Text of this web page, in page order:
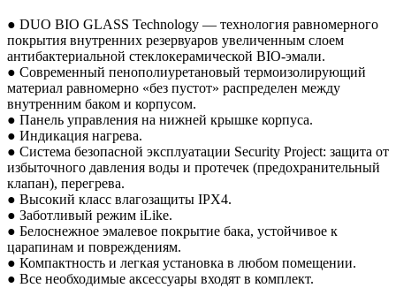
● DUO BIO GLASS Technology — технология равномерного
покрытия внутренних резервуаров увеличенным слоем
антибактериальной стеклокерамической BIO-эмали.
● Современный пенополиуретановый термоизолирующий
материал равномерно «без пустот» распределен между
внутренним баком и корпусом.
● Панель управления на нижней крышке корпуса.
● Индикация нагрева.
● Система безопасной эксплуатации Security Project: защита от
избыточного давления воды и протечек (предохранительный
клапан), перегрева.
● Высокий класс влагозащиты IPX4.
● Заботливый режим iLike.
● Белоснежное эмалевое покрытие бака, устойчивое к
царапинам и повреждениям.
● Компактность и легкая установка в любом помещении.
● Все необходимые аксессуары входят в комплект.